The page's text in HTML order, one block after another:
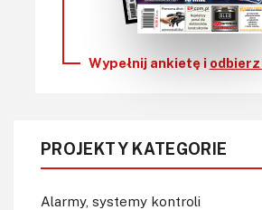
Wypełnij ankietę i
PROJEKTY KATEGORIE
Alarmy, systemy kontroli